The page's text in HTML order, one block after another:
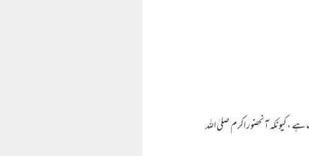
اور جہالت کی بات ہے ، کیونکہ آنحضور اکرم صلیٰ اللہ